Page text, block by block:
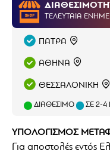
ΤΕΛΕΥΤΑΊΑ
ΠΑΤΡΑ
ΑΘΗΝΑ
ΘΕΣΣΑΛΟΝΙΚΗ
ΔΙΑΘΈΣΙΜΟ ΣΕ 2-
ΥΠΟΛΟΓΙΣΜΟΣ
Για αποστολές εντός